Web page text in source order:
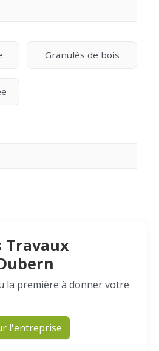
Granulés de bois
Travaux
la première à donner votre
l'entreprise